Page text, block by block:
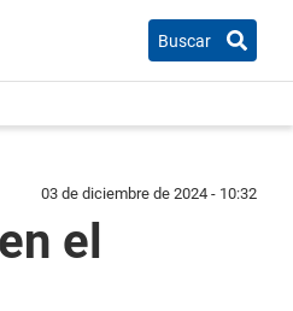
Buscar
03 de diciembre de 2024 - 10:32
el